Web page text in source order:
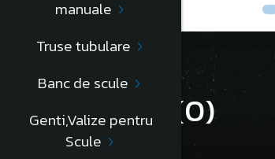
manuale
Truse tubulare
Banc de scule
Genti,Valize pentru
Scule
Review-uri (0)